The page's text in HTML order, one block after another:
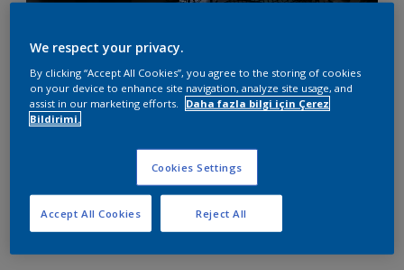
Oturma odasında mavi
ve siyahı birlikte kullanın
Cesur bir görünüm yaratmak için bu çarpıcı renk
tonları ile kontrast oluşturun.
We respect your privacy.
By clicking “Accept All Cookies”, you agree to the storing of cookies
on your device to enhance site navigation, analyze site usage, and
assist in our marketing efforts.
Daha fazla bilgi için Çerez
Bildirimi.
Cookies Settings
Reject All
Accept All Cookies